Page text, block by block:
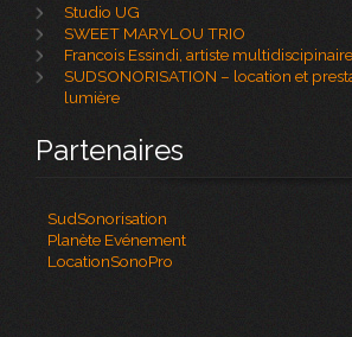
Studio UG
SWEET MARYLOU TRIO
Francois Essindi, artiste multidiscipinaire
SUDSONORISATION – location et
lumière
Partenaires
SudSonorisation
Planète Evénement
LocationSonoPro